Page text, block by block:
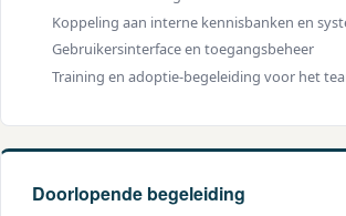
Koppeling aan interne kennisbanken en
Gebruikersinterface en toegangsbeheer
Training en adoptie-begeleiding voor het
Doorlopende begeleiding